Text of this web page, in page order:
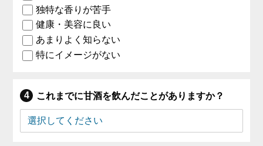
独特な香りが苦手
健康・美容に良い
あまりよく知らない
特にイメージがない
これまでに甘酒を飲んだことがありますか？